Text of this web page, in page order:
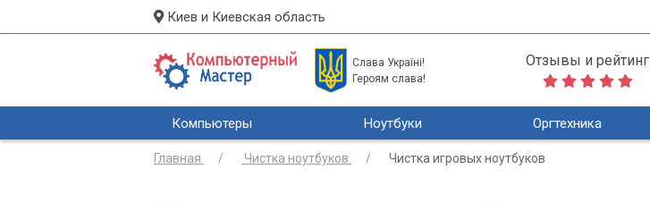
Киев и Киевская область
Слава Україні!
Героям слава!
Отзывы и рейтинг
Компьютеры Ноутбуки Оргтехника
Главная Чистка ноутбуков Чистка игровых ноутбуков